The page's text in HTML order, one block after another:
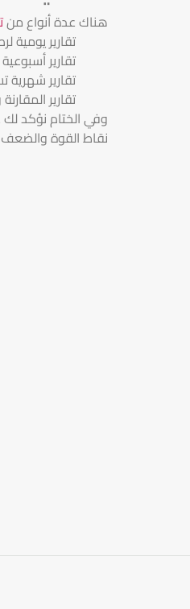
هناك عدة أنواع من
تقارير يومية
تقارير
تقارير شهرية
تقارير
وفي الختام نؤكد
نقاط القوة